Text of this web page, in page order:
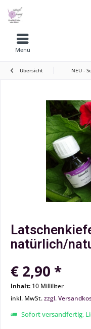
Menü
Übersicht NEU -
natürlich/
€ 2,90 *
Inhalt: 10 Milliliter
inkl. MwSt.zzgl.
Sofort versandfertig,